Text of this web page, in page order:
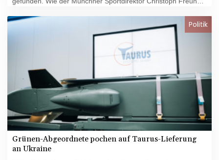
des Fußball-Rekordmeisters nicht für die kommenden Spiele
der deutschen Nationalmannschaft in Frankreich (23. März)
und gegen die Niederlande (26. März) nominiert werden.
Dabei ist stattdessen Bayern-Youngster Aleksandar Pavlovic.
Politik
Grünen-Abgeordnete pochen auf Taurus-Lieferung
an Ukraine